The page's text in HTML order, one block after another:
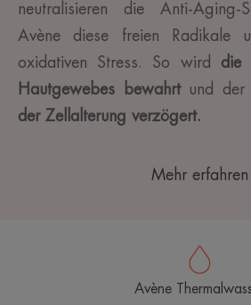
neutralisieren die Anti-Aging-
Avène diese freien Radikale
oxidativen Stress. So wird die
Hautgewebes bewahrtund der
der Zellalterung verzögert.
Mehr erfahren
Avène